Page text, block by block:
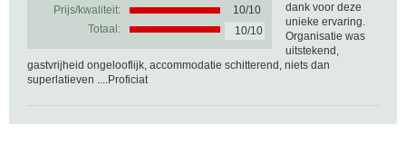
Prijs/kwaliteit:
10/10
Totaal:
10/10
dank voor deze
unieke ervaring.
Organisatie was
uitstekend,
gastvrijheid ongelooflijk, accommodatie schitterend, niets dan
superlatieven ....Proficiat